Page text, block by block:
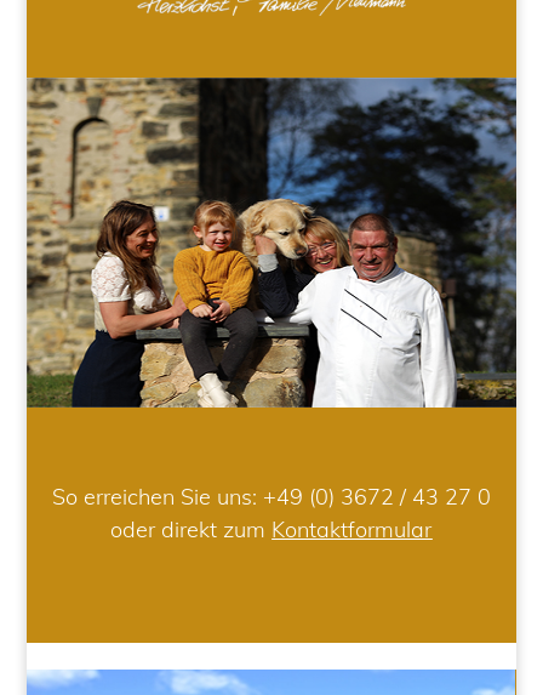
So erreichen Sie uns: +49 (0) 3672 / 43 27 0
oder direkt zum Kontaktformular